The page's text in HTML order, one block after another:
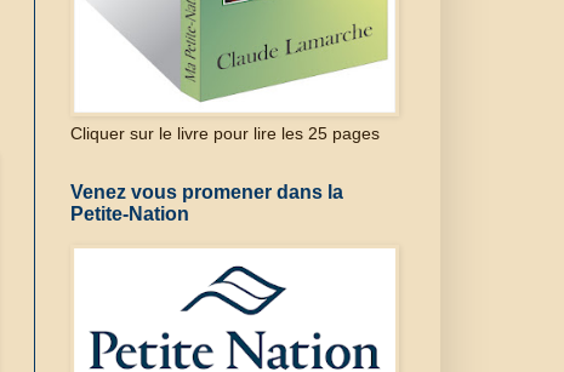
Cliquer sur le livre pour lire les 25 pages
Venez vous promener dans la
Petite-Nation